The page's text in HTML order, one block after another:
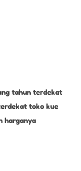
tahun terdekat
toko kue
harganya